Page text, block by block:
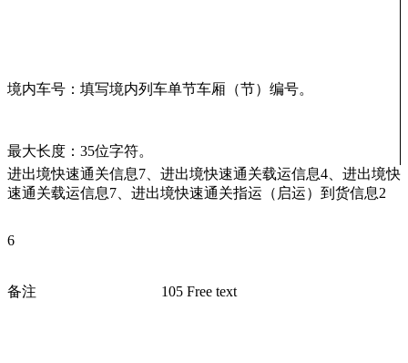
境内车号：填写境内列车单节车厢（节）编号。
最大长度：35位字符。
进出境快速通关信息7、进出境快速通关载运信息4、进出境快
速通关载运信息7、进出境快速通关指运（启运）到货信息2
6
备注 105 Free text